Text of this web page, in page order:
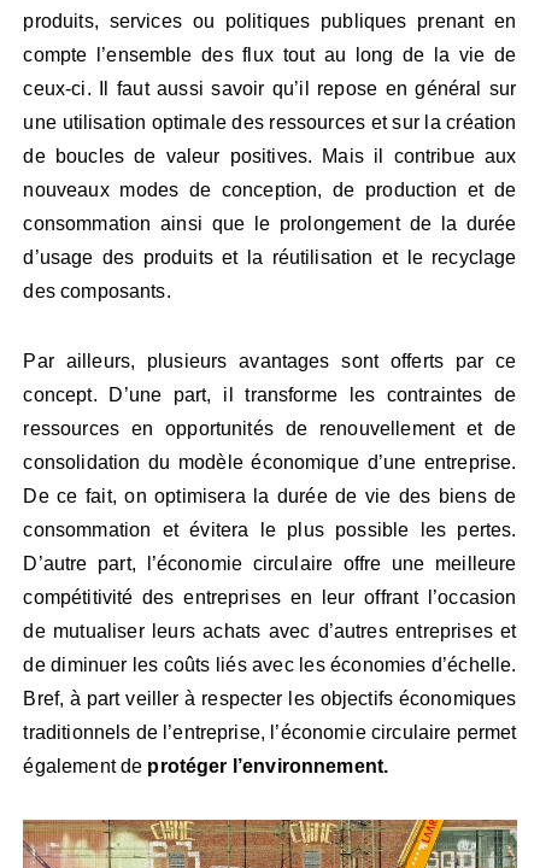
produits, services ou politiques publiques prenant en
compte l’ensemble des flux tout au long de la vie de
ceux-ci. Il faut aussi savoir qu’il repose en général sur
une utilisation optimale des ressources et sur la création
de boucles de valeur positives. Mais il contribue aux
nouveaux modes de conception, de production et de
consommation ainsi que le prolongement de la durée
d’usage des produits et la réutilisation et le recyclage
des composants.
Par ailleurs, plusieurs avantages sont offerts par ce
concept. D’une part, il transforme les contraintes de
ressources en opportunités de renouvellement et de
consolidation du modèle économique d’une entreprise.
De ce fait, on optimisera la durée de vie des biens de
consommation et évitera le plus possible les pertes.
D’autre part, l’économie circulaire offre une meilleure
compétitivité des entreprises en leur offrant l’occasion
de mutualiser leurs achats avec d’autres entreprises et
de diminuer les coûts liés avec les économies d’échelle.
Bref, à part veiller à respecter les objectifs économiques
traditionnels de l’entreprise, l’économie circulaire permet
également de protéger l’environnement.